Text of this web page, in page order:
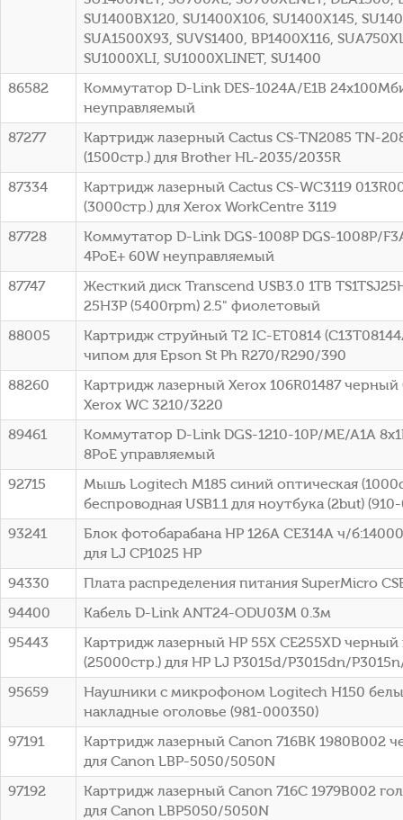
SU1400BX120, SU1400X106, SU1400X145,
SUA1500X93, SUVS1400, BP1400X116,
SU1000XLI, SU1000XLINET, SU1400
86582
Коммутатор D-Link DES-1024A/E1B
неуправляемый
87277
Картридж лазерный Cactus CS-TN2085 TN-
(1500стр.) для Brother HL-2035/2035R
87334
Картридж лазерный Cactus CS-WC3119
(3000стр.) для Xerox WorkCentre 3119
87728
Коммутатор D-Link DGS-1008P DGS-1008P/
4PoE+ 60W неуправляемый
87747
Жесткий диск Transcend USB3.0 1TB
25H3P (5400rpm) 2.5" фиолетовый
88005
Картридж струйный T2 IC-ET0814
чипом для Epson St Ph R270/R290/390
88260
Картридж лазерный Xerox 106R01487 черный
Xerox WC 3210/3220
89461
Коммутатор D-Link DGS-1210-10P/ME/A1A
8PoE управляемый
92715
Мышь Logitech M185 синий оптическая
беспроводная USB1.1 для ноутбука (2but)
93241
Блок фотобарабана HP 126A CE314A ч/
для LJ CP1025 HP
94330
Плата распределения питания SuperMicro
94400
Кабель D-Link ANT24-ODU03M 0.3м
95443
Картридж лазерный HP 55X CE255XD черный
(25000стр.) для HP LJ P3015d/P3015dn/
95659
Наушники с микрофоном Logitech H150
накладные оголовье (981-000350)
97191
Картридж лазерный Canon 716BK 1980B002
для Canon LBP-5050/5050N
97192
Картридж лазерный Canon 716C 1979B002
для Canon LBP5050/5050N